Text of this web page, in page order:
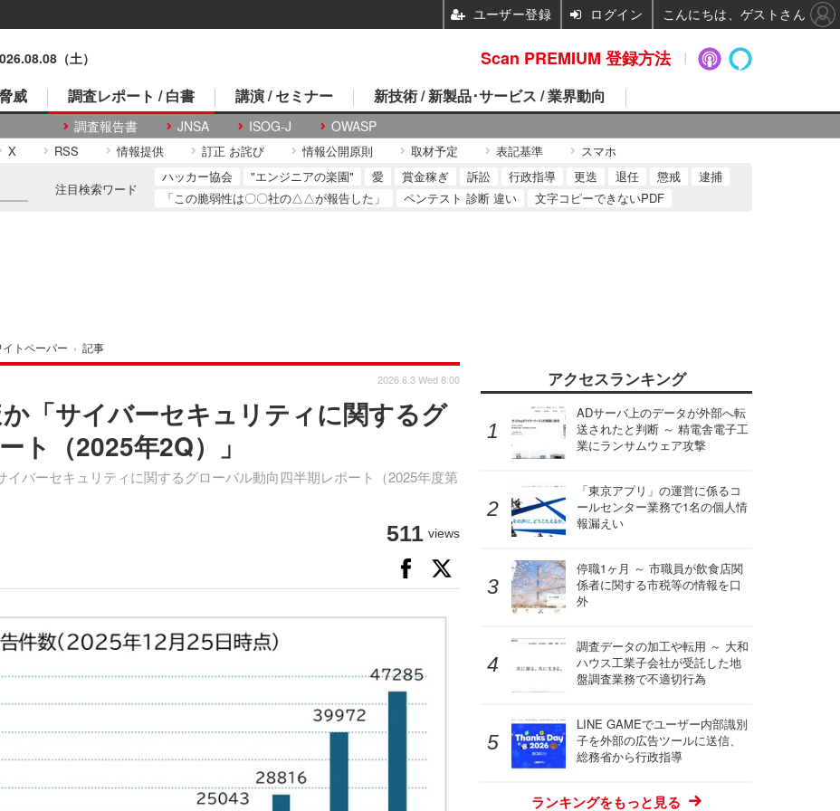
（土）
威 調査レポート / 白書
調査報告書 JNSA ISOG-J OWASP
講演 / セミナー 新技術 / 新製品･サービス / 業界動向
X RSS 情報提供 訂正 お詫び 情報公開原則 取材予定 表記基準 スマホ
注目検索ワード
ハッカー協会 "エンジニアの楽園" 愛 賞金稼ぎ 訴訟 行政指導 更迭 退任 懲戒
逮捕
「この脆弱性は〇〇社の△△が報告した」
ペンテスト 診断 違い 文字コピーできないPDF
トペーパー › 記事
「サイバーセキュリティに関するグ
ト（2025年2Q）」
バーセキュリティに関するグローバル動向四半期レポート（2025年度第
2026.6.3 Wed 8:00
511 views
アクセスランキング
ADサーバ上のデータが外部へ転
送されたと判断 ～ 精電舎電子工
業にランサムウェア攻撃
「東京アプリ」の運営に係るコ
ールセンター業務で1名の個人情
報漏えい
停職1ヶ月 ～ 市職員が飲食店関
係者に関する市税等の情報を口
外
調査データの加工や転用 ～ 大和
ハウス工業子会社が受託した地
盤調査業務で不適切行為
LINE GAMEでユーザー内部識別
子を外部の広告ツールに送信、
総務省から行政指導
ランキングをもっと見る
Scan PREMIUM 登録方法
ユーザー登録 ログイン こんにちは、ゲストさん